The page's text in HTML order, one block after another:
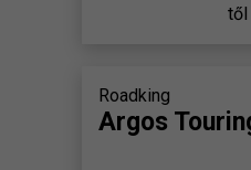
től
Roadking
Argos